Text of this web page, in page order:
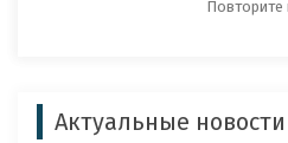
Актуальные новости